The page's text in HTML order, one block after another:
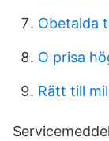
Obetalda
O prisa
Rätt till